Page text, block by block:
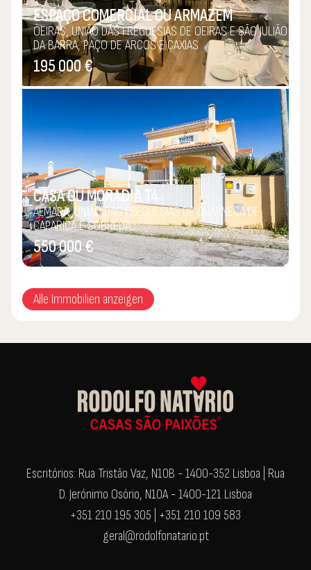
ESPAÇO COMERCIAL OU ARMAZÉM
OEIRAS, UNIÃO DAS FREGUESIAS DE OEIRAS E SÃO JULIÃO
DA BARRA, PAÇO DE ARCOS E CAXIAS
195 000 €
CASA OU MORADIA T4
ALMADA, UNIÃO DAS FREGUESIAS DE CHARNECA DE
CAPARICA E SOBREDA
550 000 €
Alle Immobilien anzeigen
Escritórios: Rua Tristão Vaz, N10B - 1400-352 Lisboa | Rua
D. Jerónimo Osório, N10A - 1400-121 Lisboa
+351 210 195 305 | +351 210 109 583
geral@rodolfonatario.pt